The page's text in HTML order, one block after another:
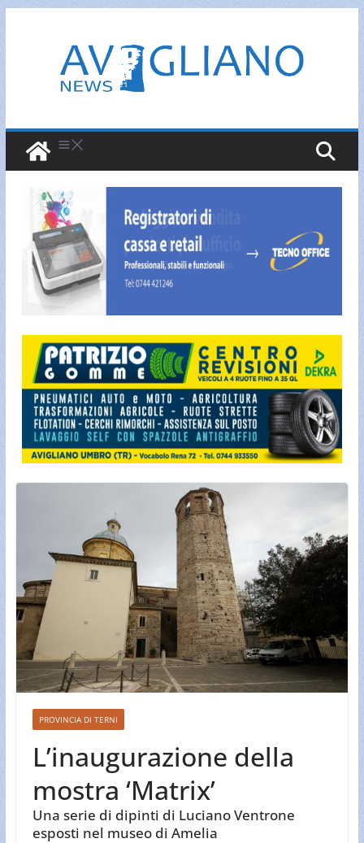
contenuto
PROVINCIA DI TERNI
L’inaugurazione della
mostra ‘Matrix’
Una serie di dipinti di Luciano Ventrone
esposti nel museo di Amelia